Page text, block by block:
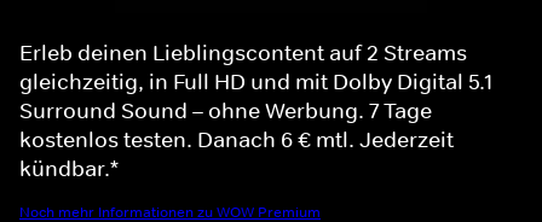
Erleb deinen Lieblingscontent auf 2 Streams
gleichzeitig, in Full HD und mit Dolby Digital 5.1
Surround Sound – ohne Werbung. 7 Tage
kostenlos testen. Danach 6 € mtl. Jederzeit
kündbar.*
Noch mehr Informationen zu WOW Premium